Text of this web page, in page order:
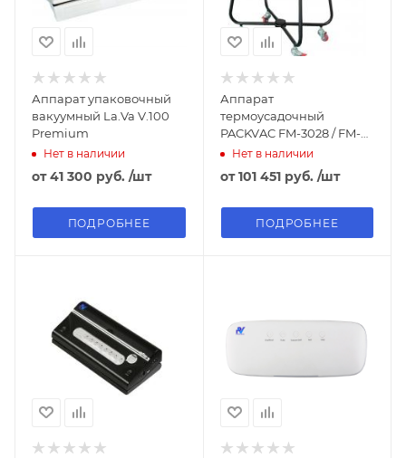
Аппарат упаковочный
вакуумный La.Va V.100
Premium
Нет в наличии
от41 300 руб. /шт
ПОДРОБНЕЕ
Аппарат
термоусадочный
PACKVAC FM-3028 / FM-
5540Нет в наличии
от101 451 руб. /шт
ПОДРОБНЕЕ